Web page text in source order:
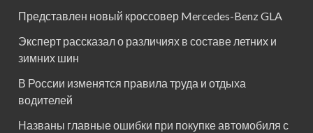
Представлен новый кроссовер Mercedes-Benz GLA
Эксперт рассказал о различиях в составе летних и
зимних шин
В России изменятся правила труда и отдыха
водителей
Названы главные ошибки при покупке автомобиля с